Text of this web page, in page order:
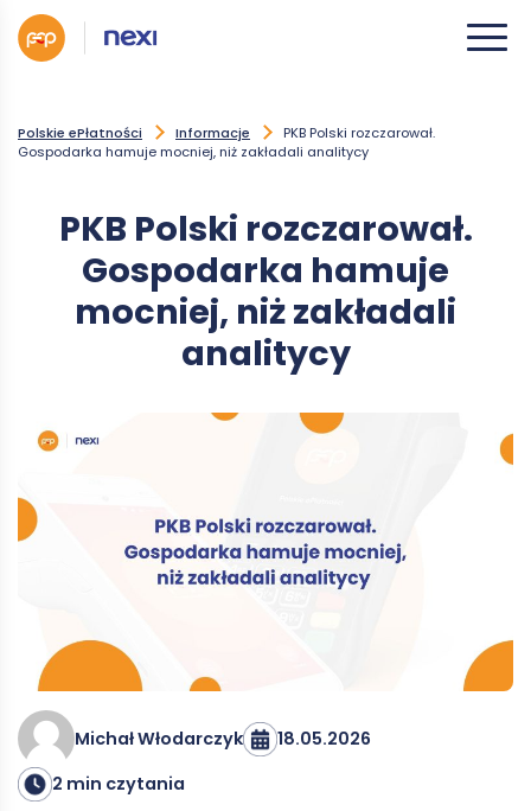
Polskie ePłatności Informacje
PKB Polski rozczarował.
Gospodarka hamuje mocniej, niż zakładali analitycy
PKB Polski rozczarował.
Gospodarka hamuje
mocniej, niż zakładali
analitycy
Michał Włodarczyk
18.05.2026
2 min czytania